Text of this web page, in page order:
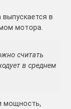
в
мотора.
считать
в среднем
мощность,